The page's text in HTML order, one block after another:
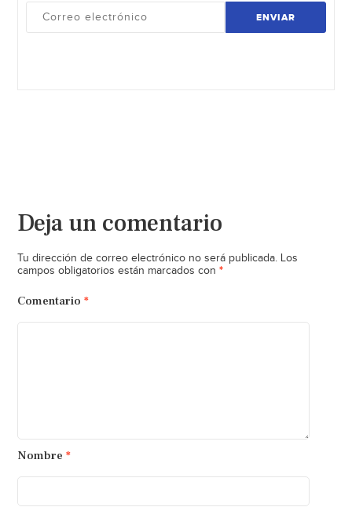
ENVIAR
Deja un comentario
Tu dirección de correo electrónico no será publicada. Los
campos obligatorios están marcados con *
Comentario *
Nombre *